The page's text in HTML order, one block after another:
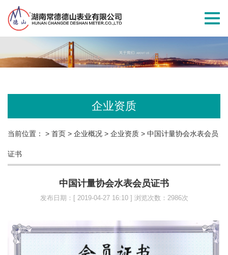
切
企业资质
当前位置： > 首页 > 企业概况 > 企业资质 > 中国计量协会水表会员
证书
中国计量协会水表会员证书
发布日期：[ 2019-04-27 16:10 ] 浏览次数：2986次